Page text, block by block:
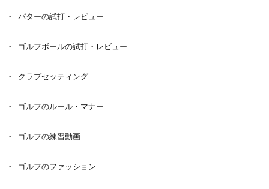
パターの試打・レビュー
ゴルフボールの試打・レビュー
クラブセッティング
ゴルフのルール・マナー
ゴルフの練習動画
ゴルフのファッション